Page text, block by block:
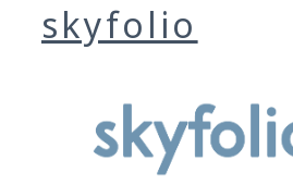
skyfolio